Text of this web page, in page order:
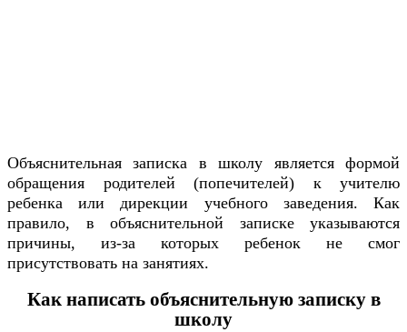
Объяснительная записка в школу является формой
обращения родителей (попечителей) к учителю
ребенка или дирекции учебного заведения. Как
правило, в объяснительной записке указываются
причины, из-за которых ребенок не смог
присутствовать на занятиях.
Как написать объяснительную записку в
школу